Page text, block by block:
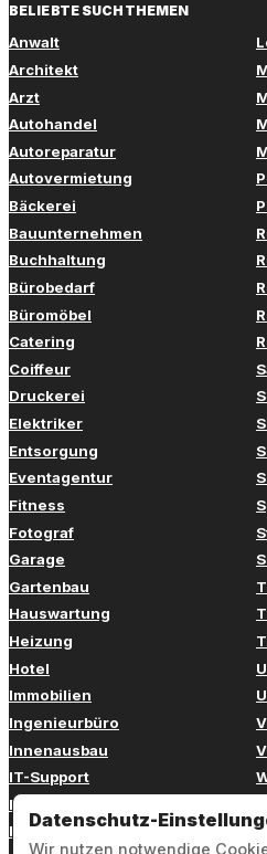
BELIEBTE SUCHTHEMEN
Anwalt
Architekt
Arzt
Autohandel
Autoreparatur
Autovermietung
Bäckerei
Bauunternehmen
Buchhaltung
Bürobedarf
Büromöbel
Catering
Coiffeur
Druckerei
Elektriker
Entsorgung
Eventagentur
Fitness
Fotograf
Garage
Gartenbau
Hauswartung
Heizung
Hotel
Immobilien
Ingenieurbüro
Innenausbau
IT-Support
Kinderbetreuung
Kosmetik
Datenschutz-
Wir nutzen notwendige